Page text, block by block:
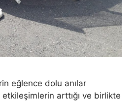
eğlence dolu anılar
arttığı ve birlikte